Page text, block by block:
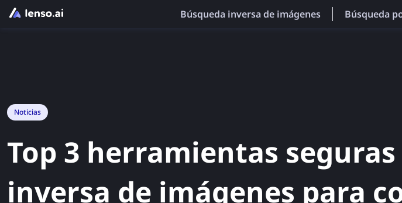
Búsqueda inversa de imágenes Búsqueda
Noticias
Top 3 herramientas
inversa de imágenes para